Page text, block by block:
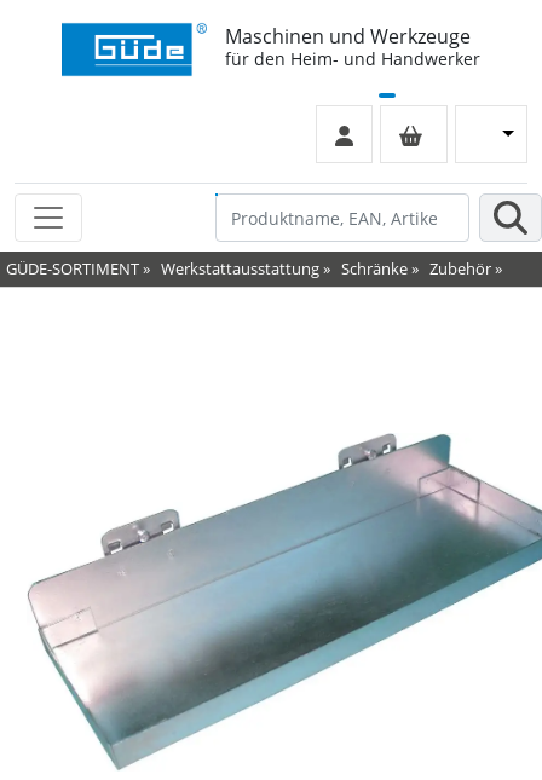
Maschinen und Werkzeuge
für den Heim- und Handwerker
GÜDE-SORTIMENT» Werkstattausstattung» Schränke» Zubehör»